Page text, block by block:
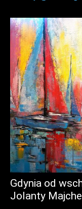
Gdynia od
Jolanty